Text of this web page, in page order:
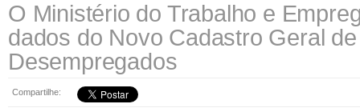
O Ministério do Trabalho e
dados do Novo Cadastro Geral
Desempregados
Compartilhe: